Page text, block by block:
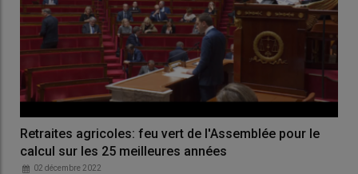
Retraites agricoles: feu vert de l'Assemblée pour le
calcul sur les 25 meilleures années
02 décembre 2022